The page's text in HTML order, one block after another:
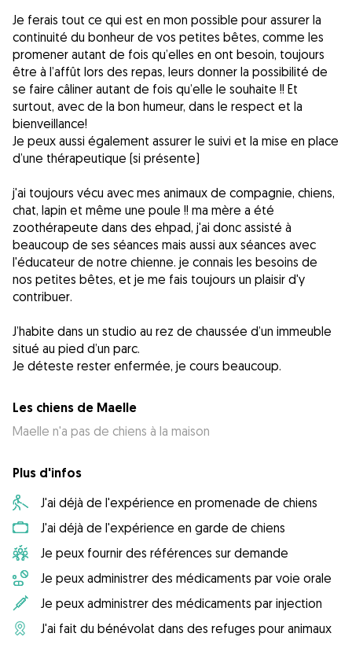
Je ferais tout ce qui est en mon possible pour assurer la
continuité du bonheur de vos petites bêtes, comme les
promener autant de fois qu’elles en ont besoin, toujours
être à l’affût lors des repas, leurs donner la possibilité de
se faire câliner autant de fois qu’elle le souhaite !! Et
surtout, avec de la bon humeur, dans le respect et la
bienveillance!
Je peux aussi également assurer le suivi et la mise en place
d’une thérapeutique (si présente)
j'ai toujours vécu avec mes animaux de compagnie, chiens,
chat, lapin et même une poule !! ma mère a été
zoothérapeute dans des ehpad, j'ai donc assisté à
beaucoup de ses séances mais aussi aux séances avec
l'éducateur de notre chienne. je connais les besoins de
nos petites bêtes, et je me fais toujours un plaisir d'y
contribuer.
J’habite dans un studio au rez de chaussée d’un immeuble
situé au pied d’un parc.
Je déteste rester enfermée, je cours beaucoup.
Les chiens de Maelle
Maelle n'a pas de chiens à la maison
Plus d'infos
J'ai déjà de l'expérience en promenade de chiens
J'ai déjà de l'expérience en garde de chiens
Je peux fournir des références sur demande
Je peux administrer des médicaments par voie orale
Je peux administrer des médicaments par injection
J'ai fait du bénévolat dans des refuges pour animaux